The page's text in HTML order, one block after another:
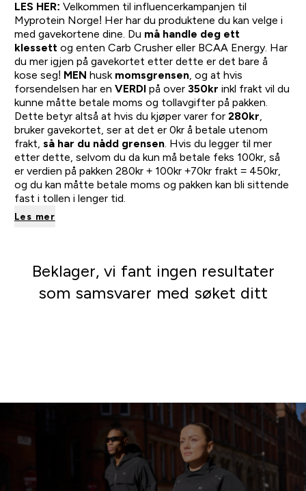
LES HER: Velkommen til influencerkampanjen til
Myprotein Norge! Her har du produktene du kan velge i
med gavekortene dine. Du må handle deg ett
klessett og enten Carb Crusher eller BCAA Energy. Har
du mer igjen på gavekortet etter dette er det bare å
kose seg! MEN husk momsgrensen, og at hvis
forsendelsen har en VERDI på over 350kr inkl frakt vil du
kunne måtte betale moms og tollavgifter på pakken.
Dette betyr altså at hvis du kjøper varer for 280kr
bruker gavekortet, ser at det er 0kr å betale utenom
frakt, så har du nådd grensen. Hvis du legger til mer
etter dette, selvom du da kun må betale feks 100kr, så
er verdien på pakken 280kr + 100kr +70kr frakt = 450kr,
og du kan måtte betale moms og pakken kan bli sittende
fast i tollen i lenger tid.
Les mer
Beklager, vi fant ingen resultater
som samsvarer med søket ditt